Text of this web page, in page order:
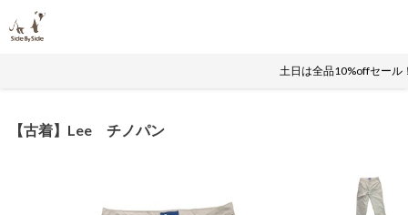
土日は全品10%offセー
【古着】Lee チノパン